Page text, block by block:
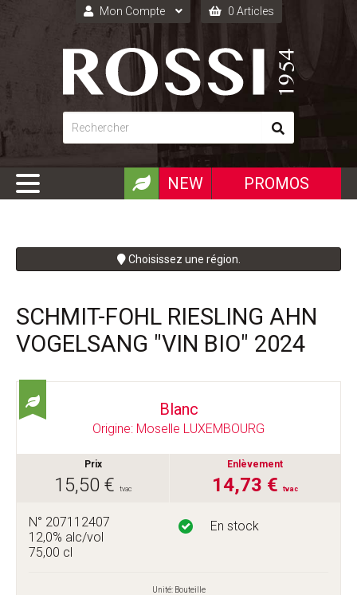
Mon Compte
Connexion
Inscription
0 Articles
PROMOS
NEW
Choisissez une région.
SCHMIT-FOHL RIESLING AHN
VOGELSANG "VIN BIO" 2024
Blanc
Origine: Moselle LUXEMBOURG
Prix
15,50 € tvac
Enlèvement
14,73 € tvac
En stock
N° 207112407
12,0% alc/vol
75,00 cl
Unité: Bouteille